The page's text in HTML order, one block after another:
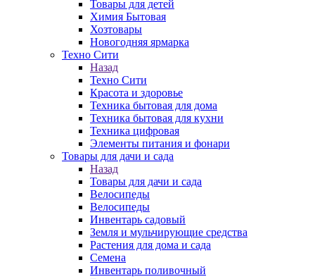
Товары для детей
Химия Бытовая
Хозтовары
Новогодняя ярмарка
Техно Сити
Назад
Техно Сити
Красота и здоровье
Техника бытовая для дома
Техника бытовая для кухни
Техника цифровая
Элементы питания и фонари
Товары для дачи и сада
Назад
Товары для дачи и сада
Велосипеды
Велосипеды
Инвентарь садовый
Земля и мульчирующие средства
Растения для дома и сада
Семена
Инвентарь поливочный